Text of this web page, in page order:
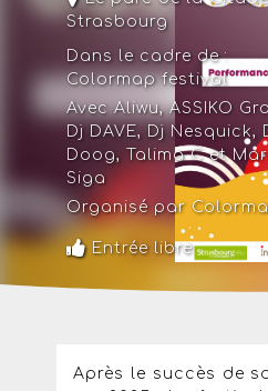
Strasbourg
Dans le cadre de :
Colormap festival
Avec Aliwu, ASSIKO
Dj DAVE, Dj Nesquick,
Doog, Talima C et
Siga
Organisé par
Entrée libre
Après le succès de